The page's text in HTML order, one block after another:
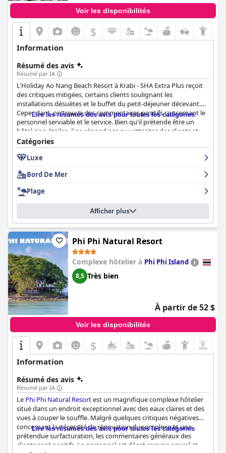
Voir les disponibilités
$
Information
Résumé des avis
Résumé par IA
L'Holiday Ao Nang Beach Resort à Krabi - SHA Extra Plus reçoit
des critiques mitigées, certains clients soulignant les
installations désuètes et le buffet du petit-déjeuner décevant.
Cependant, on trouve des commentaires positifs concernant le
personnel serviable et le service. Bien qu'il prétende être un
hôtel cinq étoiles, il ne répond pas aux attentes des clients et
pourrait ne pas être le meilleur rapport qualité-prix. Ceux qui
envisagent cet hôtel devraient peser soigneusement leurs
options.
Lire les résumés des avis pour toutes les catégories
Catégories
Luxe
Bord De Mer
Plage
Afficher plus
Phi Phi Natural Resort
Complexe hôtelier à Phi Phi Island
8,5 Très bien
À partir de 52 $
Voir les disponibilités
$
Information
Résumé des avis
Résumé par IA
Le Phi Phi Natural Resortest un magnifique complexe hôtelier
situé dans un endroit exceptionnel avec des eaux claires et des
vues à couper le souffle. Malgré quelques critiques négatives
concernant la nécessité de rénovation du complexe et une
prétendue surfacturation, les commentaires généraux des
clients sont positifs. Le personnel est décrit comme amical et
Lire les résumés des avis pour toutes les catégories